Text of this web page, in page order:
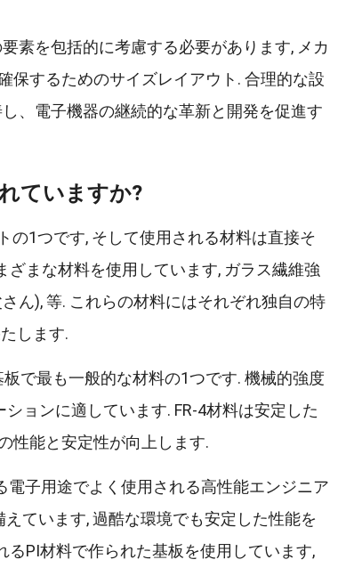
素を包括的に考慮する必要があります, メカ
保するためのサイズレイアウト. 合理的な設
、電子機器の継続的な革新と開発を促進す
ていますか?
の1つです, そして使用される材料は直接そ
まな材料を使用しています, ガラス繊維強
ん), 等. これらの材料にはそれぞれ独自の特
します.
で最も一般的な材料の1つです. 機械的強度
ョンに適しています. FR-4材料は安定した
性能と安定性が向上します.
子用途でよく使用される高性能エンジニア
ています, 過酷な環境でも安定した性能を
PI材料で作られた基板を使用しています,